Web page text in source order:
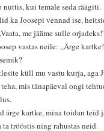
nuttis, kui temale seda räägiti.
ka Joosepi vennad ise,
me jääme sulle
vastas neile: „Ärge
küll mu vastu kurja, aga
teha, mis tänapäeval ongi
ärge kartke, mina toidan teid
ta trööstis ning rahustas neid.